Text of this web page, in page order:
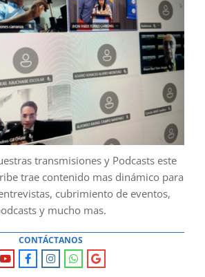
transmisiones y Podcasts este
trae contenido mas dinámico para
cubrimiento de eventos,
y mucho mas.
CONTÁCTANOS